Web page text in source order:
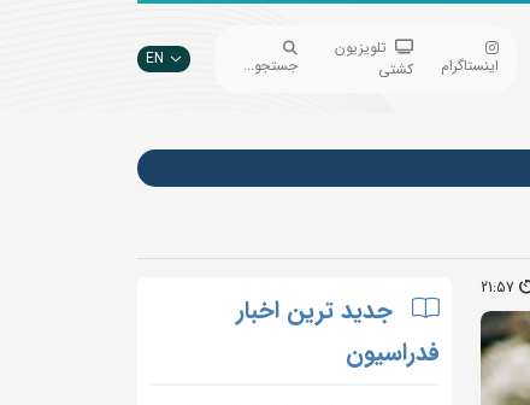
اینستاگرام
تلویزیون
کشتی
جستجو... EN
21:57
جدید ترین اخبار
فدراسیون